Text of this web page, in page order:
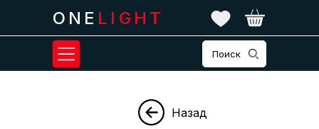
Поиск
ONE LIGHT
Назад